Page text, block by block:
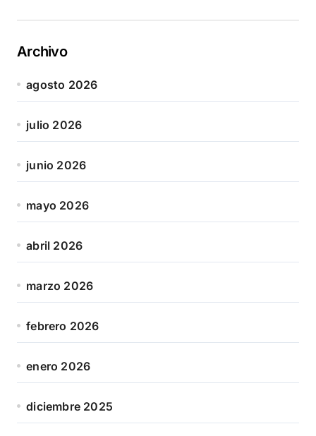
Archivo
agosto 2026
julio 2026
junio 2026
mayo 2026
abril 2026
marzo 2026
febrero 2026
enero 2026
diciembre 2025